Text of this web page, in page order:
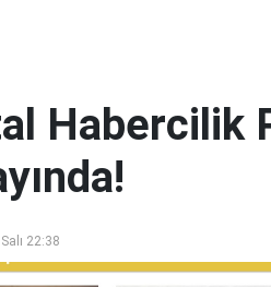
Habercilik
22:38